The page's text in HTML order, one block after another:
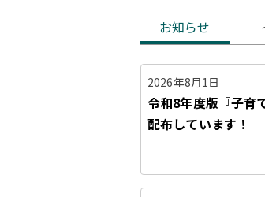
知
ら
せ
タ
ブ
お知らせ
2026年8月1日
令和8年度版『子育
配布しています！